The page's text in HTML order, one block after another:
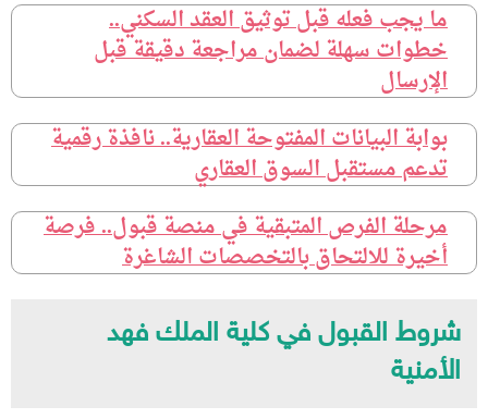
ما يجب فعله قبل توثيق العقد السكني..
خطوات سهلة لضمان مراجعة دقيقة قبل
الإرسال
بوابة البيانات المفتوحة العقارية.. نافذة رقمية
تدعم مستقبل السوق العقاري
مرحلة الفرص المتبقية في منصة قبول.. فرصة
أخيرة للالتحاق بالتخصصات الشاغرة
شروط القبول في كلية الملك فهد
الأمنية